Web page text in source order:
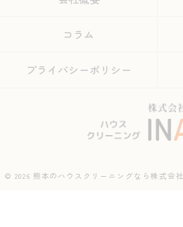
コラム
プライバシーポリシー
© 2026 熊本のハウスクリーニングなら株式会